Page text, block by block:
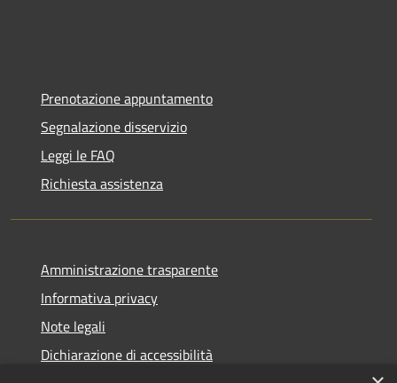
Prenotazione appuntamento
Segnalazione disservizio
Leggi le FAQ
Richiesta assistenza
Amministrazione trasparente
Informativa privacy
Note legali
Dichiarazione di accessibilità